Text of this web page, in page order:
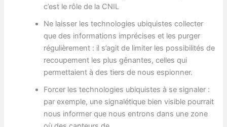
c’est le rôle de la CNIL
Ne laisser les technologies ubiquistes collecter
que des informations imprécises et les purger
régulièrement : il s’agit de limiter les possibilités de
recoupement les plus gênantes, celles qui
permettaient à des tiers de nous espionner.
Forcer les technologies ubiquistes à se signaler :
par exemple, une signalétique bien visible pourrait
nous informer que nous entrons dans une zone